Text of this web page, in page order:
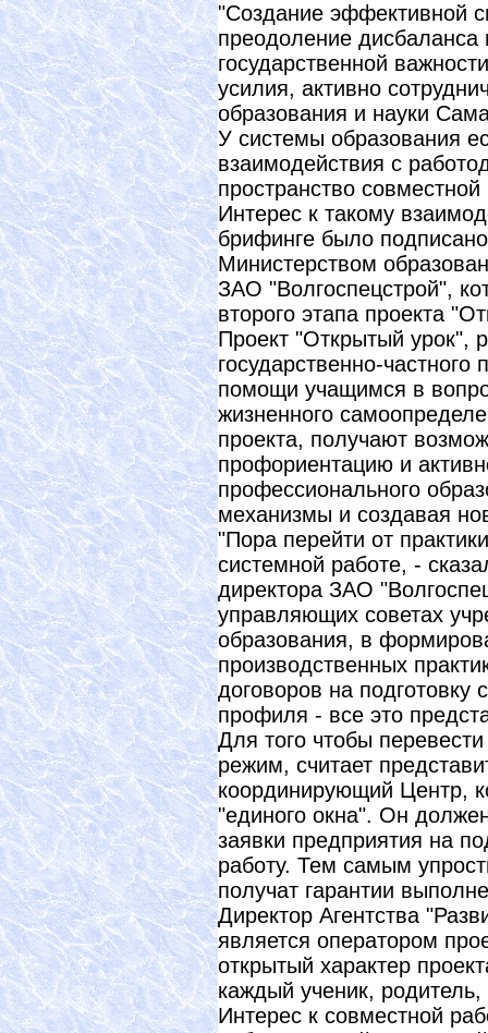
"Создание эффективной
преодоление дисбаланса
государственной
усилия, активно
образования и науки
У системы образования
взаимодействия с
пространство
Интерес к такому
брифинге было
Министерством
ЗАО "Волгоспецстрой",
второго этапа проекта
Проект "Открытый урок",
государственно-частного
помощи учащимся в
жизненного
проекта, получают
профориентацию и
профессионального
механизмы и создавая
"Пора перейти от
системной работе, -
директора ЗАО
управляющих советах
образования, в
производственных
договоров на подготовку
профиля - все это
Для того чтобы
режим, считает
координирующий Центр,
"единого окна". Он
заявки предприятия на
работу. Тем самым
получат гарантии
Директор Агентства
является оператором
открытый характер
каждый ученик,
Интерес к совместной